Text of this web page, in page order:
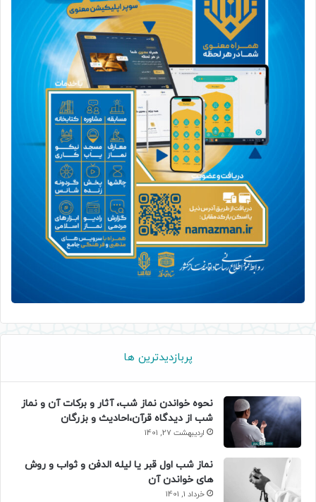
پربازدیدترین ها
نحوه خواندن نماز شب، آثار و برکات آن و نماز
شب از دیدگاه قرآن،احادیث و بزرگان
اردیبهشت 27, 1401
نماز شب اول قبر یا لیله الدفن و ثواب و روش
های خواندن آن
خرداد 1, 1401